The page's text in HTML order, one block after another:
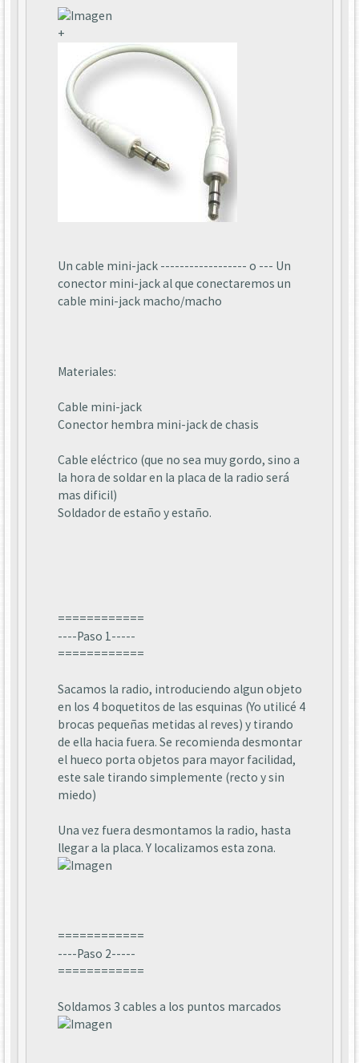
+
Un cable mini-jack ------------------ o --- Un
conector mini-jack al que conectaremos un
cable mini-jack macho/macho
Materiales:
Cable mini-jack
Conector hembra mini-jack de chasis
Cable eléctrico (que no sea muy gordo, sino a
la hora de soldar en la placa de la radio será
mas dificil)
Soldador de estaño y estaño.
============
----Paso 1-----
============
Sacamos la radio, introduciendo algun objeto
en los 4 boquetitos de las esquinas (Yo utilicé 4
brocas pequeñas metidas al reves) y tirando
de ella hacia fuera. Se recomienda desmontar
el hueco porta objetos para mayor facilidad,
este sale tirando simplemente (recto y sin
miedo)
Una vez fuera desmontamos la radio, hasta
llegar a la placa. Y localizamos esta zona.
============
----Paso 2-----
============
Soldamos 3 cables a los puntos marcados